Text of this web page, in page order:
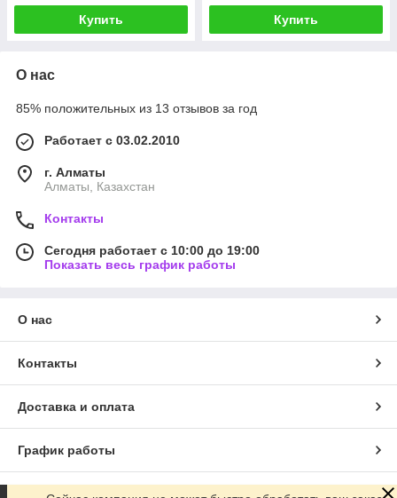
Купить Купить
О нас
85% положительных из 13 отзывов за год
Работает с 03.02.2010
г. Алматы
Алматы, Казахстан
Контакты
Сегодня работает с 10:00 до 19:00
Показать весь график работы
О нас
Контакты
Доставка и оплата
График работы
Полная версия сайта